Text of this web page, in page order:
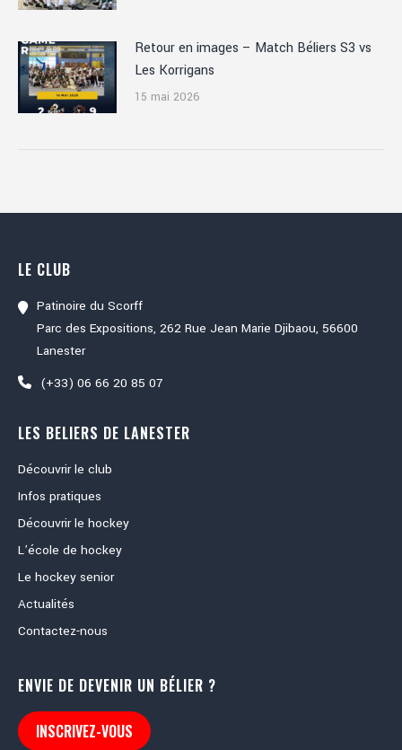
Retour en images – Match Béliers S3 vs
Les Korrigans
15 mai 2026
LE CLUB
Patinoire du Scorff
Parc des Expositions, 262 Rue Jean Marie Djibaou, 56600
Lanester
(+33) 06 66 20 85 07
LES BELIERS DE LANESTER
Découvrir le club
Infos pratiques
Découvrir le hockey
L’école de hockey
Le hockey senior
Actualités
Contactez-nous
ENVIE DE DEVENIR UN BÉLIER ?
INSCRIVEZ-VOUS